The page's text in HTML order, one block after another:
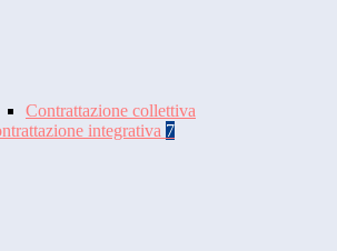
Contrattazione collettiva
integrativa 7